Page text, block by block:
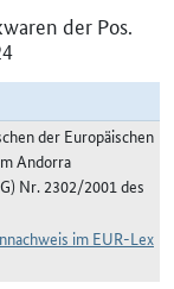
der Pos.
der Europäischen
Andorra
Nr. 2302/2001 des
im EUR-Lex